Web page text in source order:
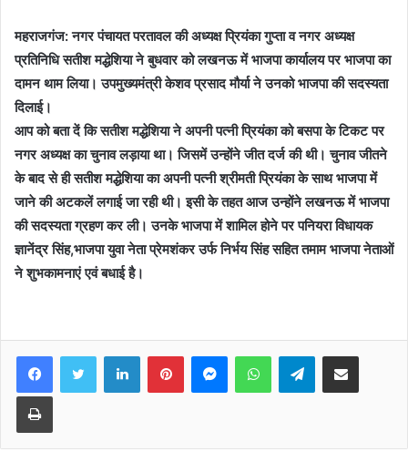
महराजगंज: नगर पंचायत परतावल की अध्यक्ष प्रियंका गुप्ता व नगर अध्यक्ष
प्रतिनिधि सतीश मद्धेशिया ने बुधवार को लखनऊ में भाजपा कार्यालय पर भाजपा का
दामन थाम लिया। उपमुख्यमंत्री केशव प्रसाद मौर्या ने उनको भाजपा की सदस्यता
दिलाई।
आप को बता दें कि सतीश मद्धेशिया ने अपनी पत्नी प्रियंका को बसपा के टिकट पर
नगर अध्यक्ष का चुनाव लड़ाया था। जिसमें उन्होंने जीत दर्ज की थी। चुनाव जीतने
के बाद से ही सतीश मद्धेशिया का अपनी पत्नी श्रीमती प्रियंका के साथ भाजपा में
जाने की अटकलें लगाई जा रही थी। इसी के तहत आज उन्होंने लखनऊ में भाजपा
की सदस्यता ग्रहण कर ली।‌ उनके भाजपा में शामिल होने पर पनियरा विधायक
ज्ञानेंद्र सिंह,भाजपा युवा नेता प्रेमशंकर उर्फ निर्भय सिंह सहित तमाम भाजपा नेताओं
ने शुभकामनाएं एवं बधाई है।
FacebookTwitter LinkedInPinterestMessengerWhatsAppTelegramShare via Email
Print